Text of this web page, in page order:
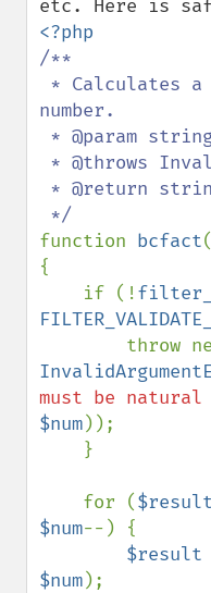
/**
number.
function bcfact(
{
    if (!
must be natural
$num));
    for (
$num--) {
$result
$num);